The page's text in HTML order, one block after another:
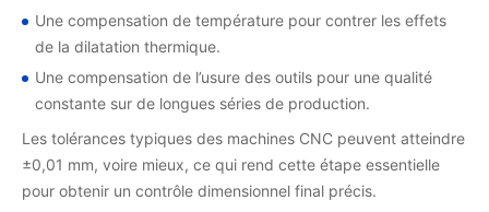
Une compensation de température pour contrer les effets
de la dilatation thermique.
Une compensation de l’usure des outils pour une qualité
constante sur de longues séries de production.
Les tolérances typiques des machines CNC peuvent atteindre
±0,01 mm, voire mieux, ce qui rend cette étape essentielle
pour obtenir un contrôle dimensionnel final précis.